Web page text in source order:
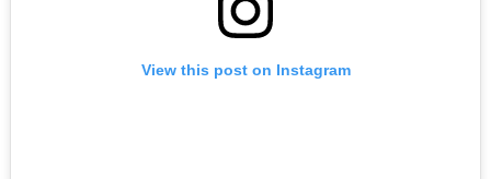
View this post on Instagram